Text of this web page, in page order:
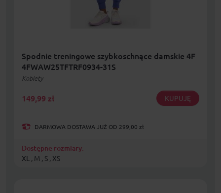
Spodnie treningowe szybkoschnące damskie 4F
4FWAW25TFTRF0934-31S
Kobiety
149,99 zł KUPUJĘ
DARMOWA DOSTAWA JUŻ OD 299,00 zł
Dostępne rozmiary:
XL , M , S , XS